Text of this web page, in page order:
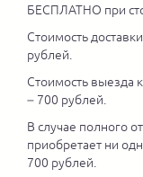
БЕСПЛАТНО при
Стоимость
рублей.
Стоимость выезда
– 700 рублей.
В случае полного
приобретает ни
700 рублей.